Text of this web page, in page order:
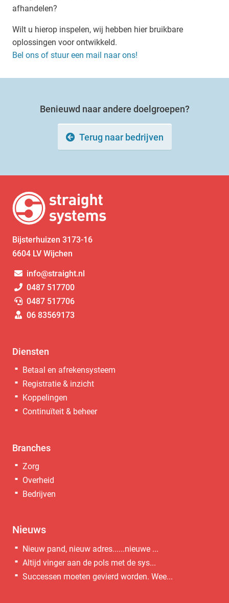
afhandelen?
Wilt u hierop inspelen, wij hebben hier bruikbare
oplossingen voor ontwikkeld.
Bel ons of stuur een mail naar ons!
Benieuwd naar andere doelgroepen?
Terug naar bedrijven
Bijsterhuizen 3173-16
6604 LV Wijchen
info@straight.nl
0487 517700
0487 517706
06 83569173
Diensten
Betaal en afrekensysteem
Registratie & inzicht
Koppelingen
Continuïteit & beheer
Branches
Zorg
Overheid
Bedrijven
Nieuws
Nieuw pand, nieuw adres......nieuwe ...
Altijd vinger aan de pols met de sys...
Successen moeten gevierd worden. Wee...